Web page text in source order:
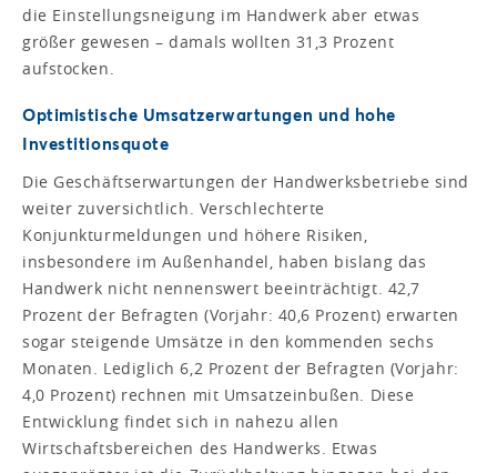
die Einstellungsneigung im Handwerk aber etwas
größer gewesen – damals wollten 31,3 Prozent
aufstocken.
Optimistische Umsatzerwartungen und hohe
Investitionsquote
Die Geschäftserwartungen der Handwerksbetriebe sind
weiter zuversichtlich. Verschlechterte
Konjunkturmeldungen und höhere Risiken,
insbesondere im Außenhandel, haben bislang das
Handwerk nicht nennenswert beeinträchtigt. 42,7
Prozent der Befragten (Vorjahr: 40,6 Prozent) erwarten
sogar steigende Umsätze in den kommenden sechs
Monaten. Lediglich 6,2 Prozent der Befragten (Vorjahr:
4,0 Prozent) rechnen mit Umsatzeinbußen. Diese
Entwicklung findet sich in nahezu allen
Wirtschaftsbereichen des Handwerks. Etwas